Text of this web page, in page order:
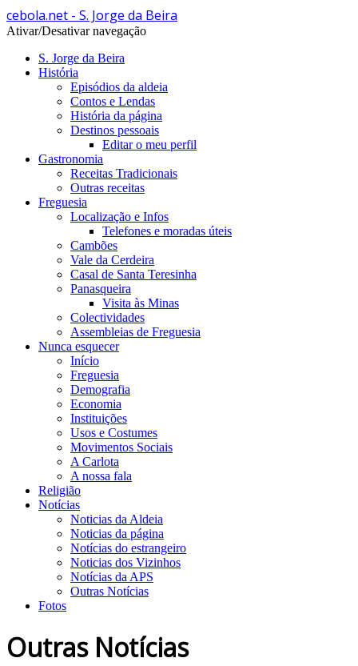
cebola.net - S. Jorge da Beira
Ativar/Desativar navegação
S. Jorge da Beira
História
Episódios da aldeia
Contos e Lendas
História da página
Destinos pessoais
Editar o meu perfil
Gastronomia
Receitas Tradicionais
Outras receitas
Freguesia
Localização e Infos
Telefones e moradas úteis
Cambões
Vale da Cerdeira
Casal de Santa Teresinha
Panasqueira
Visita às Minas
Colectividades
Assembleias de Freguesia
Nunca esquecer
Início
Freguesia
Demografia
Economia
Instituições
Usos e Costumes
Movimentos Sociais
A Carlota
A nossa fala
Religião
Notícias
Noticias da Aldeia
Noticias da página
Notícias do estrangeiro
Noticias dos Vizinhos
Notícias da APS
Outras Notícias
Fotos
Outras Notícias